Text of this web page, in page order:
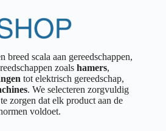
breed scala aan gereedschappen,
zoalshamers,
tot elektrisch gereedschap,
. We selecteren zorgvuldig
zorgen dat elk product aan de
voldoet.